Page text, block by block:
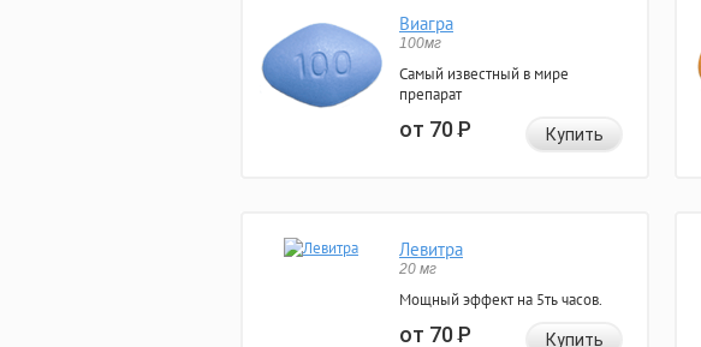
Виагра
100мг
Самый известный в мире
препарат
от 70Р Купить
Левитра
20 мг
Мощный эффект на 5ть часов.
от 70Р Купить